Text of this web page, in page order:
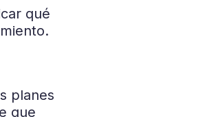
qué
planes
que